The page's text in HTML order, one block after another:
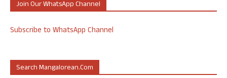
Join Our WhatsApp Channel
Subscribe to WhatsApp Channel
Search Mangalorean.com